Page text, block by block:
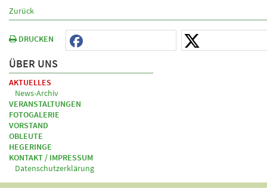
Zurück
DRUCKEN
ÜBER UNS
AKTUELLES
News-Archiv
VERANSTALTUNGEN
FOTOGALERIE
VORSTAND
OBLEUTE
HEGERINGE
KONTAKT / IMPRESSUM
Datenschutzerklärung